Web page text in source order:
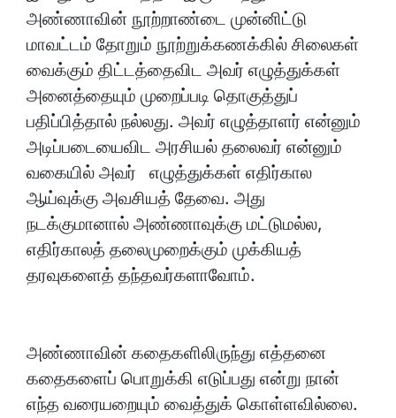
அண்ணாவின் நூற்றாண்டை முன்னிட்டு
மாவட்டம் தோறும் நூற்றுக்கணக்கில் சிலைகள்
வைக்கும் திட்டத்தைவிட அவர் எழுத்துக்கள்
அனைத்தையும் முறைப்படி தொகுத்துப்
பதிப்பித்தால் நல்லது. அவர் எழுத்தாளர் என்னும்
அடிப்படையைவிட அரசியல் தலைவர் என்னும்
வகையில் அவர் எழுத்துக்கள் எதிர்கால
ஆய்வுக்கு அவசியத் தேவை. அது
நடக்குமானால் அண்ணாவுக்கு மட்டுமல்ல,
எதிர்காலத் தலைமுறைக்கும் முக்கியத்
தரவுகளைத் தந்தவர்களாவோம்.
அண்ணாவின் கதைகளிலிருந்து எத்தனை
கதைகளைப் பொறுக்கி எடுப்பது என்று நான்
எந்த வரையறையும் வைத்துக் கொள்ளவில்லை.